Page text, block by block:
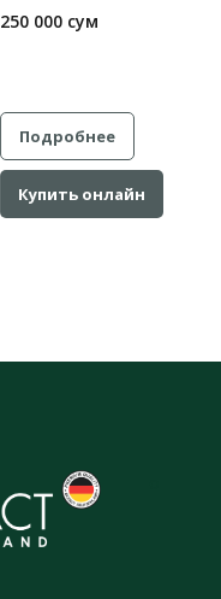
250 000 сум
Подробнее
Купить онлайн